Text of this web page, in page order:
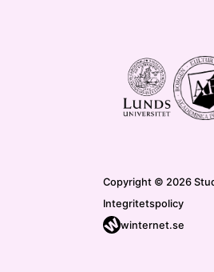
Copyright © 2026
Integritetspolicy
winternet.se